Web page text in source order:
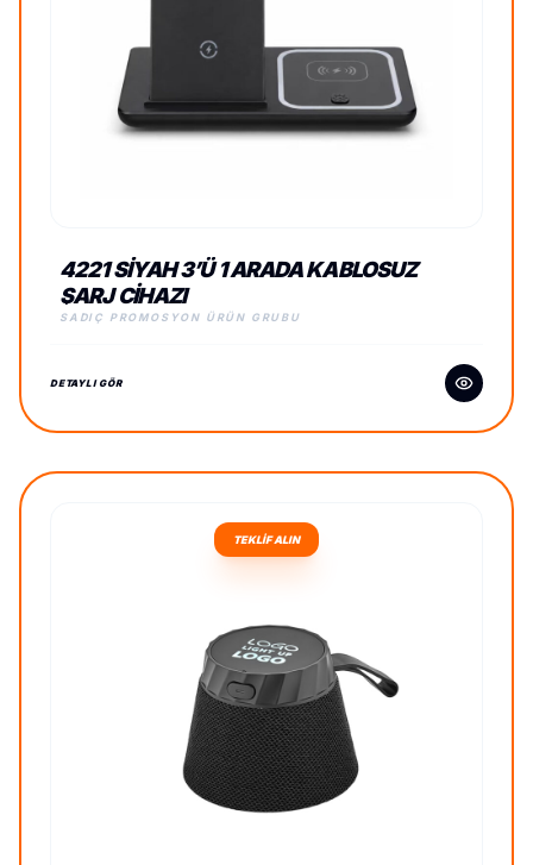
4221 SIYAH 3’Ü 1 ARADA KABLOSUZ
ŞARJ CIHAZI
SADIÇ PROMOSYON ÜRÜN GRUBU
DETAYLI GÖR
TEKLİF ALIN